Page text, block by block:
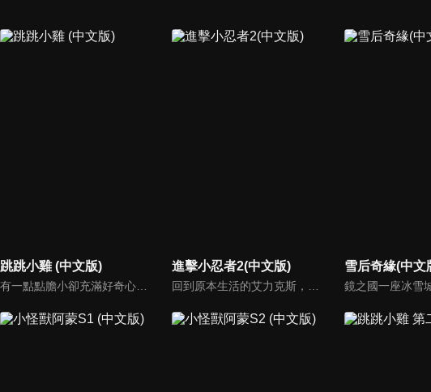
跳跳小雞 (中文版)
有一點點膽小卻充滿好奇心的「帶骨雞」，和總是用小跳步靠過來的舞蹈老師「小跳步青蛙老師」，以及其他具有獨特個性的夥伴們跳舞大活耀！在家裡和各種地方以「身體動了，心也舞動了起來♪」為主題的角色人物。這是關於不可思議的夥伴們與愉快舞蹈的故事。
進擊小忍者2(中文版) 雪后奇緣(中文